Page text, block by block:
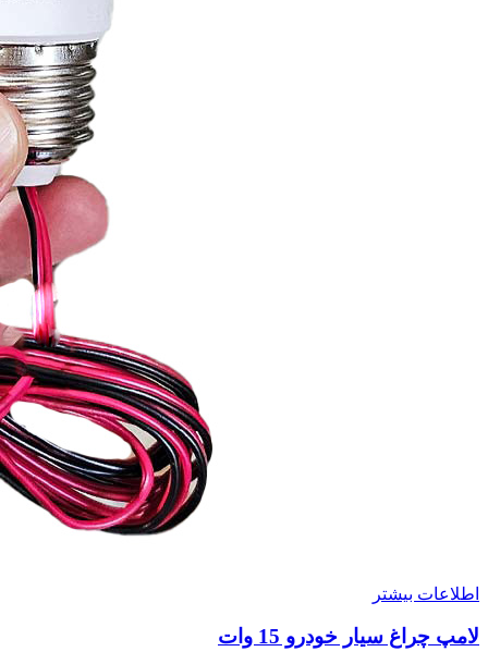
اطلاعات بیشتر
لامپ چراغ سیار خودرو 15 وات